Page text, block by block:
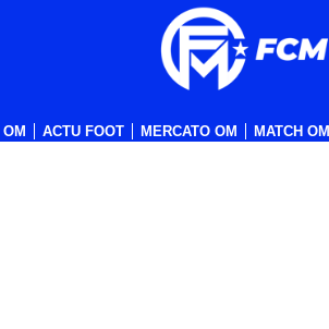
ACTU FOOT MERCATO OM MATCH OM